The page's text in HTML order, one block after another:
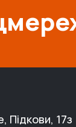
Підкови, 17з